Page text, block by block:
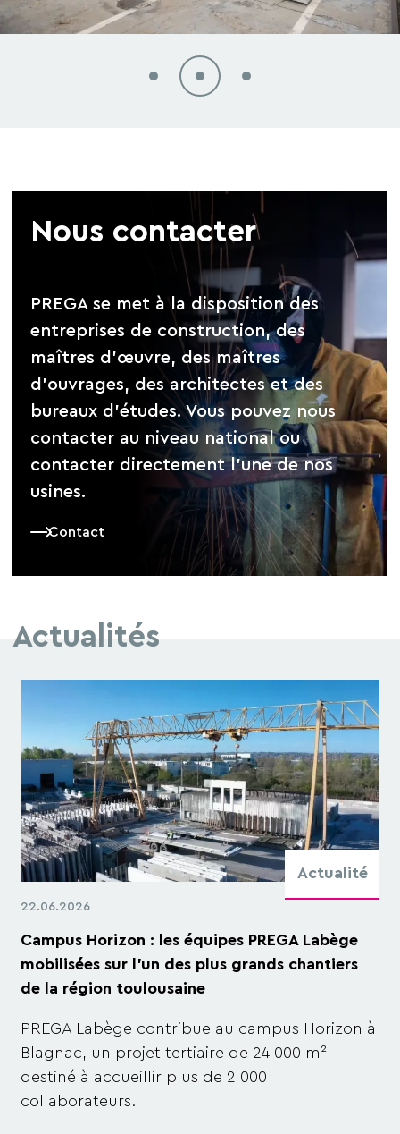
Nous contacter
PREGA se met à la disposition des
entreprises de construction, des
maîtres d’œuvre, des maîtres
d’ouvrages, des architectes et des
bureaux d’études. Vous pouvez nous
contacter au niveau national ou
contacter directement l’une de nos
usines.
Contact
Actualités
Actualité
22.06.2026
Campus Horizon : les équipes PREGA Labège
mobilisées sur l’un des plus grands chantiers
de la région toulousaine
PREGA Labège contribue au campus Horizon à
Blagnac, un projet tertiaire de 24 000 m²
destiné à accueillir plus de 2 000
collaborateurs.